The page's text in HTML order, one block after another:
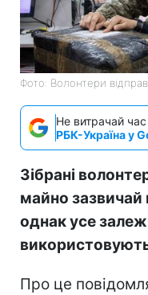
Фото: Волонтери
Не витрачай
РБК-Україна у
Зібрані
майно
однак усе
Про це